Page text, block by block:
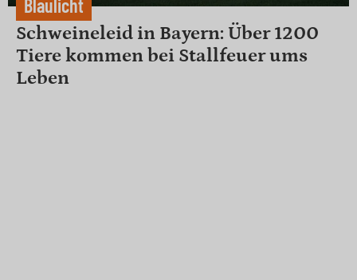
Blaulicht
Schweineleid in Bayern: Über 1200
Tiere kommen bei Stallfeuer ums
Leben